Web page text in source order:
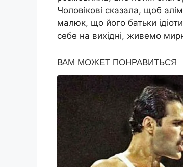
Чоловікові сказала, щоб
малюк, що його батьки
себе на вихідні, живемо